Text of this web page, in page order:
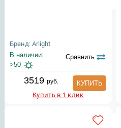
Бренд: Arlight
В наличии:
>50
Сравнить
3519руб.
КУПИТЬ
Купить в 1 клик